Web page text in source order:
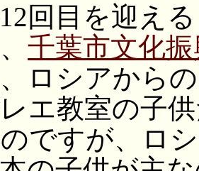
回目を迎え
千葉市文化
ロシアから
エ教室の子
ですが、ロ